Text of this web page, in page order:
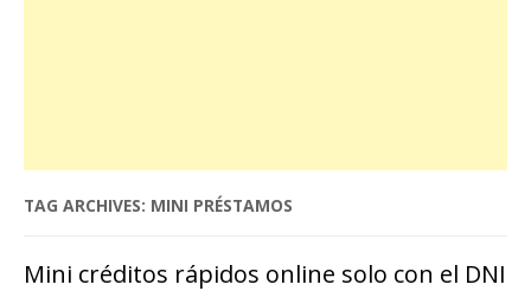
TAG ARCHIVES: MINI PRÉSTAMOS
Mini créditos rápidos online solo con el DNI